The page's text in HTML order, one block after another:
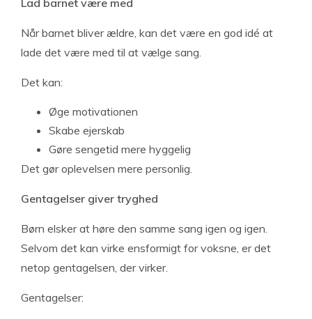
Lad barnet være med
Når barnet bliver ældre, kan det være en god idé at
lade det være med til at vælge sang.
Det kan:
Øge motivationen
Skabe ejerskab
Gøre sengetid mere hyggelig
Det gør oplevelsen mere personlig.
Gentagelser giver tryghed
Børn elsker at høre den samme sang igen og igen.
Selvom det kan virke ensformigt for voksne, er det
netop gentagelsen, der virker.
Gentagelser: